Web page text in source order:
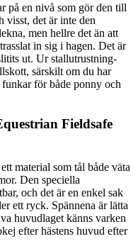
på en nivå som gör den till
visst, det är inte den
men hellre det än att
in sig i hagen. Det är
ut. Ur stallutrustning-
särskilt om du har
för både ponny och
Fieldsafe
material som tål både väta
Den speciella
och det är en enkel sak
ett ryck. Spännena är lätta
huvudlaget känns varken
efter hästens huvud efter